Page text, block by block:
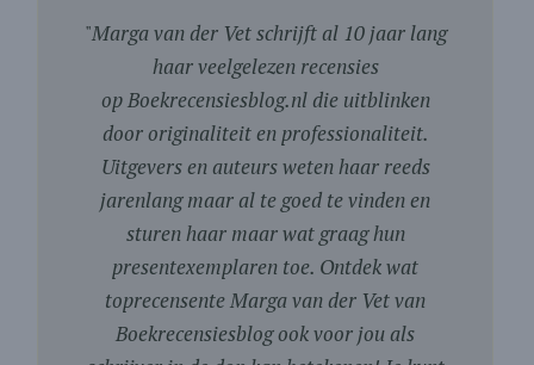
"Marga van der Vet schrijft al 10 jaar lang
haar veelgelezen recensies
op Boekrecensiesblog.nl die uitblinken
door originaliteit en professionaliteit.
Uitgevers en auteurs weten haar reeds
jarenlang maar al te goed te vinden en
sturen haar maar wat graag hun
presentexemplaren toe. Ontdek wat
toprecensente Marga van der Vet van
Boekrecensiesblog ook voor jou als